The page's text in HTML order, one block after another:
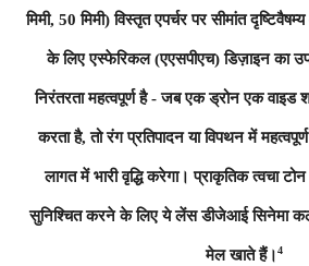
मिमी, 50 मिमी) विस्तृत एपर्चर पर सीमांत
के लिए एस्फेरिकल (एएसपीएच) डिज़ाइन का
निरंतरता महत्वपूर्ण है - जब एक ड्रोन एक
करता है, तो रंग प्रतिपादन या विपथन में
लागत में भारी वृद्धि करेगा। प्राकृतिक त्वचा
सुनिश्चित करने के लिए ये लेंस डीजेआई सिनेमा
मेल खाते हैं।4